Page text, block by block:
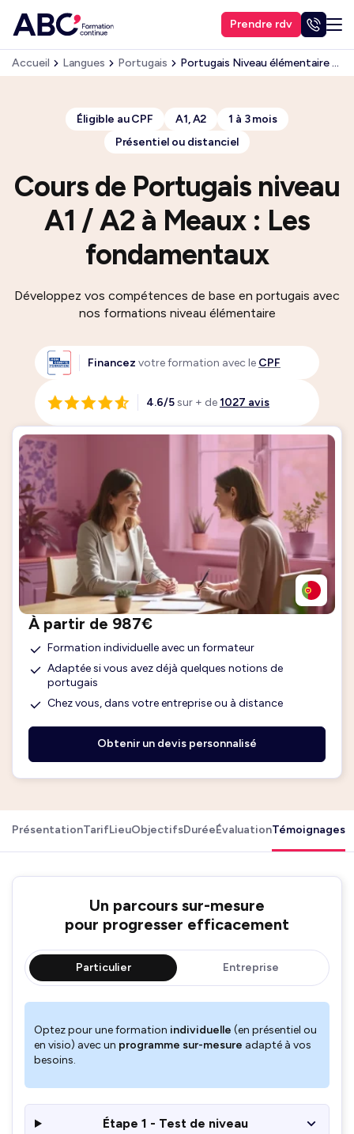
Prendre rdv
Accueil Langues Portugais Portugais Niveau élémentaire (A1, A2)
Cours de Portugais niveau
A1 / A2 à Meaux : Les
fondamentaux
Éligible au CPF A1, A2
1 à 3 mois
Présentiel ou distanciel
Développez vos compétences de base en portugais avec
nos formations niveau élémentaire
Financez votre formation avec le CPF
4.6/5sur + de1027 avis
À partir de 987€
Formation individuelle avec un formateur
Adaptée si vous avez déjà quelques notions de
portugais
Chez vous, dans votre entreprise ou à distance
Obtenir un devis personnalisé
PrésentationTarifLieuObjectifsDuréeÉvaluationTémoignages
Un parcours sur-mesure
pour progresser efficacement
Particulier Entreprise
Optez pour une formation individuelle (en présentiel ou
en visio) avec un programme sur-mesure adapté à vos
besoins.
Étape 1 - Test de niveau